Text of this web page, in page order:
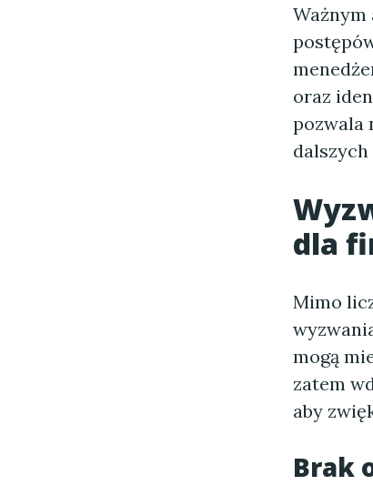
Ważnym
oraz
pozwala
dalszych
dla
Mimo
mogą
zatem
aby
Brak